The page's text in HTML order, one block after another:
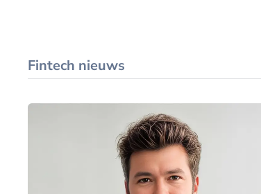
Fintech nieuws